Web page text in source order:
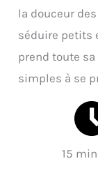
la douceur
séduire petits
prend toute
simples à se
15